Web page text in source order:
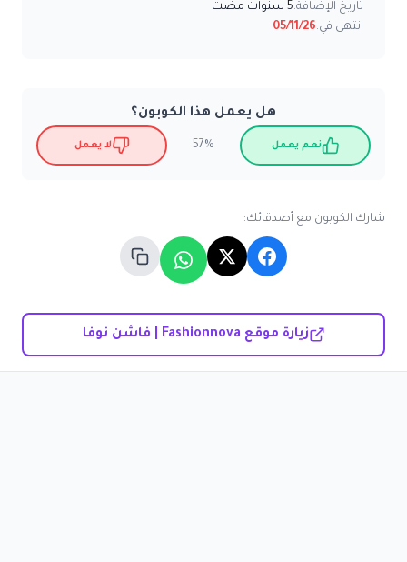
تاريخ الإضافة:5 سنوات مضت
انتهى في:05/11/26
هل يعمل هذا الكوبون؟
نعم يعمل 57% لا يعمل
شارك الكوبون مع أصدقائك:
زيارة موقع Fashionnova | فاشن نوفا